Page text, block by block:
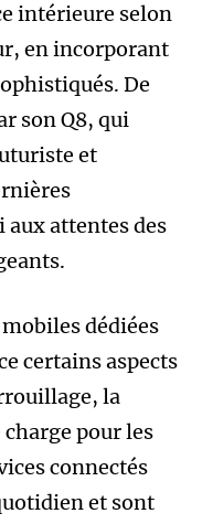
intérieure selon
en incorporant
De
son Q8, qui
et
attentes des
dédiées
certains aspects
la
pour les
connectés
et sont